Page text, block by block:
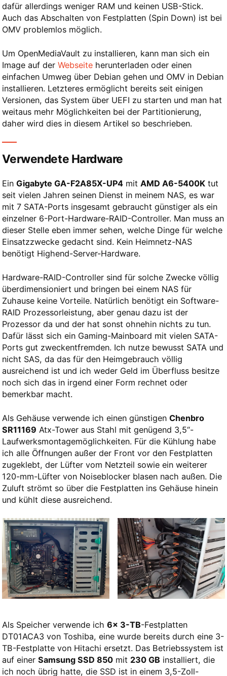
dafür allerdings weniger RAM und keinen USB-Stick.
Auch das Abschalten von Festplatten (Spin Down) ist bei
OMV problemlos möglich.
Um OpenMediaVault zu installieren, kann man sich ein
Image auf der Webseiteherunterladen oder einen
einfachen Umweg über Debian gehen und OMV in Debian
installieren. Letzteres ermöglicht bereits seit einigen
Versionen, das System über UEFI zu starten und man hat
weitaus mehr Möglichkeiten bei der Partitionierung,
daher wird dies in diesem Artikel so beschrieben.
Verwendete Hardware
Ein Gigabyte GA-F2A85X-UP4mit AMD A6-5400Ktut
seit vielen Jahren seinen Dienst in meinem NAS, es war
mit 7 SATA-Ports insgesamt gebraucht günstiger als ein
einzelner 6-Port-Hardware-RAID-Controller. Man muss an
dieser Stelle eben immer sehen, welche Dinge für welche
Einsatzzwecke gedacht sind. Kein Heimnetz-NAS
benötigt Highend-Server-Hardware.
Hardware-RAID-Controller sind für solche Zwecke völlig
überdimensioniert und bringen bei einem NAS für
Zuhause keine Vorteile. Natürlich benötigt ein Software-
RAID Prozessorleistung, aber genau dazu ist der
Prozessor da und der hat sonst ohnehin nichts zu tun.
Dafür lässt sich ein Gaming-Mainboard mit vielen SATA-
Ports gut zweckentfremden. Ich nutze bewusst SATA und
nicht SAS, da das für den Heimgebrauch völlig
ausreichend ist und ich weder Geld im Überfluss besitze
noch sich das in irgend einer Form rechnet oder
bemerkbar macht.
Als Gehäuse verwende ich einen günstigen Chenbro
SR11169 Atx-Tower aus Stahl mit genügend 3,5“-
Laufwerksmontagemöglichkeiten. Für die Kühlung habe
ich alle Öffnungen außer der Front vor den Festplatten
zugeklebt, der Lüfter vom Netzteil sowie ein weiterer
120-mm-Lüfter von Noiseblocker blasen nach außen. Die
Zuluft strömt so über die Festplatten ins Gehäuse hinein
und kühlt diese ausreichend.
Als Speicher verwende ich 6x 3-TB-Festplatten
DT01ACA3 von Toshiba, eine wurde bereits durch eine 3-
TB-Festplatte von Hitachi ersetzt. Das Betriebssystem ist
auf einer Samsung SSD 850mit 230 GB installiert, die
ich noch übrig hatte, die SSD ist in einem 3,5-Zoll-